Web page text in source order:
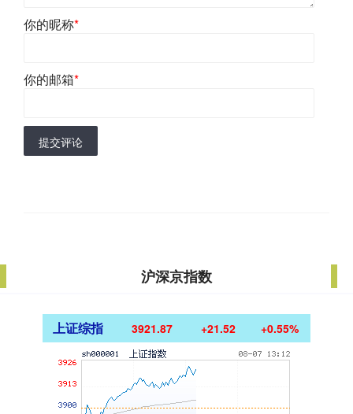
你的昵称*
你的邮箱*
提交评论
沪深京指数
上证综指 3921.87 +21.52 +0.55%